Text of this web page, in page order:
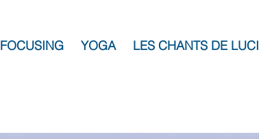
FOCUSING YOGA LES CHANTS DE